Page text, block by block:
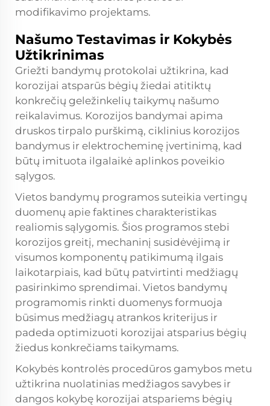
modifikavimo projektams.
Našumo Testavimas ir Kokybės
Užtikrinimas
Griežti bandymų protokolai užtikrina, kad
korozijai atsparūs bėgių žiedai atitiktų
konkrečių geležinkelių taikymų našumo
reikalavimus. Korozijos bandymai apima
druskos tirpalo purškimą, ciklinius korozijos
bandymus ir elektrocheminę įvertinimą, kad
būtų imituota ilgalaikė aplinkos poveikio
sąlygos.
Vietos bandymų programos suteikia vertingų
duomenų apie faktines charakteristikas
realiomis sąlygomis. Šios programos stebi
korozijos greitį, mechaninį susidėvėjimą ir
visumos komponentų patikimumą ilgais
laikotarpiais, kad būtų patvirtinti medžiagų
pasirinkimo sprendimai. Vietos bandymų
programomis rinkti duomenys formuoja
būsimus medžiagų atrankos kriterijus ir
padeda optimizuoti korozijai atsparius bėgių
žiedus konkrečiams taikymams.
Kokybės kontrolės procedūros gamybos metu
užtikrina nuolatinias medžiagos savybes ir
dangos kokybę korozijai atspariems bėgių